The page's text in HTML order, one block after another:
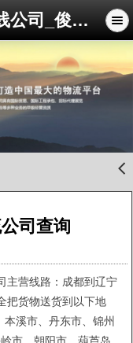
成都到辽宁沈阳物流专线公司_俊亚物流公司
󰊒
司查询
主营线路：成都到辽宁
把货物送货到以下地
溪市、丹东市、锦州